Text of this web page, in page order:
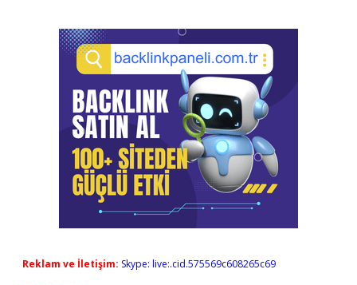
Reklam ve İletişim: Skype: live:.cid.575569c608265c69